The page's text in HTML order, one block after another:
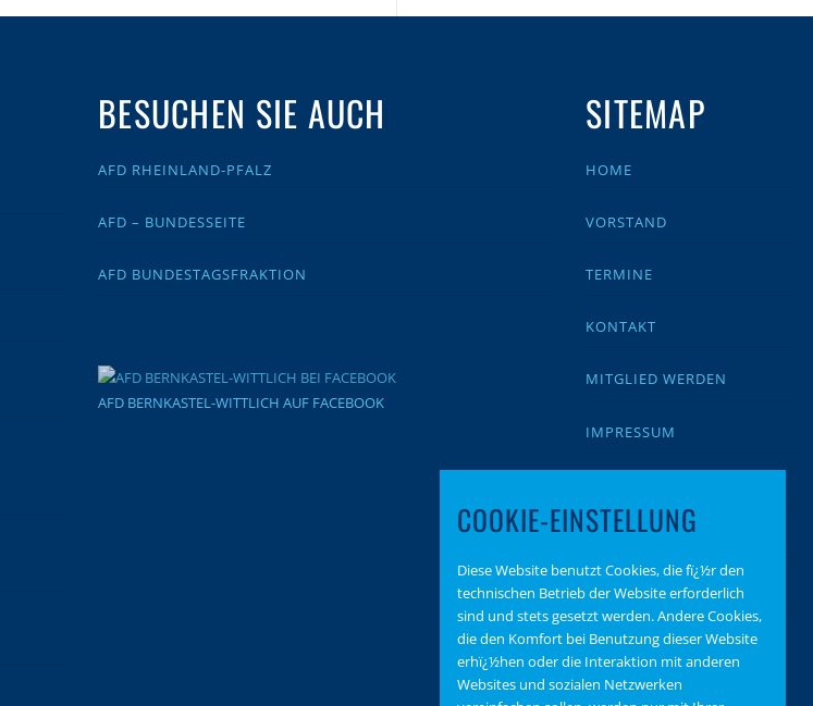
BESUCHEN SIE AUCH
AFD RHEINLAND-PFALZ
AFD – BUNDESSEITE
AFD BUNDESTAGSFRAKTION
AFD BERNKASTEL-WITTLICH AUF FACEBOOK
SITEMAP
HOME
VORSTAND
TERMINE
KONTAKT
MITGLIED WERDEN
IMPRESSUM
BEITRAGSARCHIV
SPENDEN
COOKIE-EINSTELLUNG
Diese Website benutzt Cookies, die fï¿½r den
technischen Betrieb der Website erforderlich
sind und stets gesetzt werden. Andere Cookies,
die den Komfort bei Benutzung dieser Website
erhï¿½hen oder die Interaktion mit anderen
Websites und sozialen Netzwerken